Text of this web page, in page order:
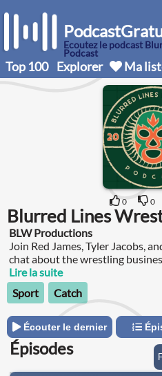
Écoutez le podcast
Podcast
Top 100 Explorer Ma
0 0
Blurred Lines
BLW Productions
Join Red James, Tyler Jacobs,
chat about the wrestling
Lire la suite
Sport
Catch
Écouter le dernier
Épisodes